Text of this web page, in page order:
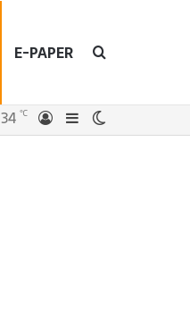
E-PAPER Search
Sidebar
Log
34 ℃